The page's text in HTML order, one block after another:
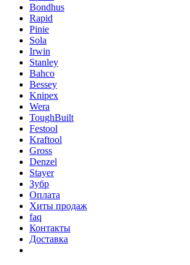
Bondhus
Rapid
Pinie
Sola
Irwin
Stanley
Bahco
Bessey
Knipex
Wera
ToughBuilt
Festool
Kraftool
Gross
Denzel
Stayer
Зубр
Оплата
Хиты продаж
faq
Контакты
Доставка